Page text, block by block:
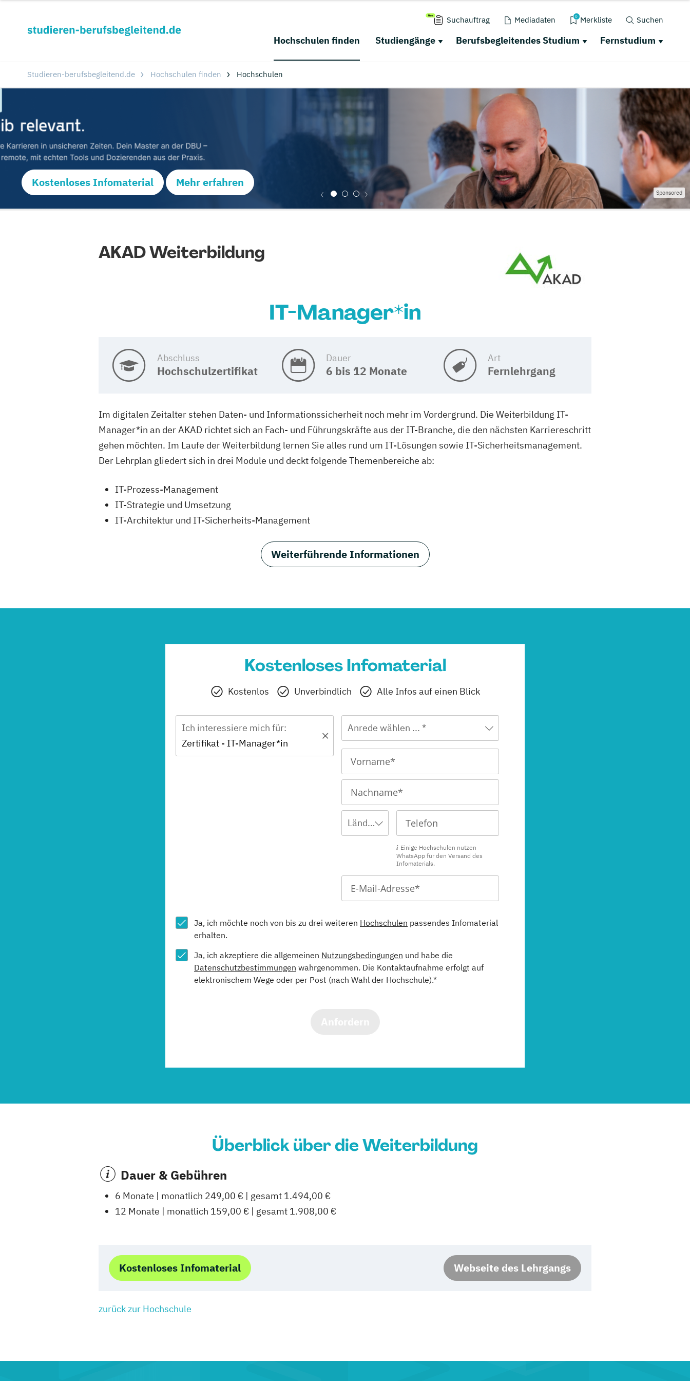
Suchauftrag Mediadaten 0 Merkliste Suchen
Hochschulen finden Studiengänge Berufsbegleitendes Studium Fernstudium
Studieren-berufsbegleitend.de Hochschulen finden Hochschulen
Kostenloses Infomaterial Mehr erfahren
Sponsored
AKAD Weiterbildung
IT-Manager*in
Abschluss
Hochschulzertifikat
Dauer
6 bis 12 Monate
Art
Fernlehrgang
Im digitalen Zeitalter stehen Daten- und Informationssicherheit noch mehr im Vordergrund. Die Weiterbildung IT-
Manager*in an der AKAD richtet sich an Fach- und Führungskräfte aus der IT-Branche, die den nächsten Karriereschritt
gehen möchten. Im Laufe der Weiterbildung lernen Sie alles rund um IT-Lösungen sowie IT-Sicherheitsmanagement.
Der Lehrplan gliedert sich in drei Module und deckt folgende Themenbereiche ab:
IT-Prozess-Management
IT-Strategie und Umsetzung
IT-Architektur und IT-Sicherheits-Management
Weiterführende Informationen
Kostenloses Infomaterial
Kostenlos Unverbindlich Alle Infos auf einen Blick
Ich interessiere mich für:
Zertifikat - IT-Manager*in
Anrede wählen ... *
Ländervorwahl wählen ...
Einige Hochschulen nutzen
WhatsApp für den Versand des
Infomaterials.
Ja, ich möchte noch von bis zu drei weiteren Hochschulen passendes Infomaterial
erhalten.
Ja, ich akzeptiere die allgemeinen Nutzungsbedingungen und habe die
Datenschutzbestimmungen wahrgenommen. Die Kontaktaufnahme erfolgt auf
elektronischem Wege oder per Post (nach Wahl der Hochschule).*
Überblick über die Weiterbildung
Dauer & Gebühren
6 Monate | monatlich 249,00 € | gesamt 1.494,00 €
12 Monate | monatlich 159,00 € | gesamt 1.908,00 €
Kostenloses Infomaterial Webseite des Lehrgangs
zurück zur Hochschule